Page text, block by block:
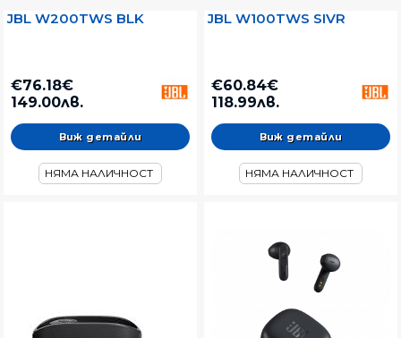
JBL W200TWS BLK
€76.18€
149.00лв.
Виж детайли
НЯМА НАЛИЧНОСТ
JBL W100TWS SIVR
€60.84€
118.99лв.
Виж детайли
НЯМА НАЛИЧНОСТ